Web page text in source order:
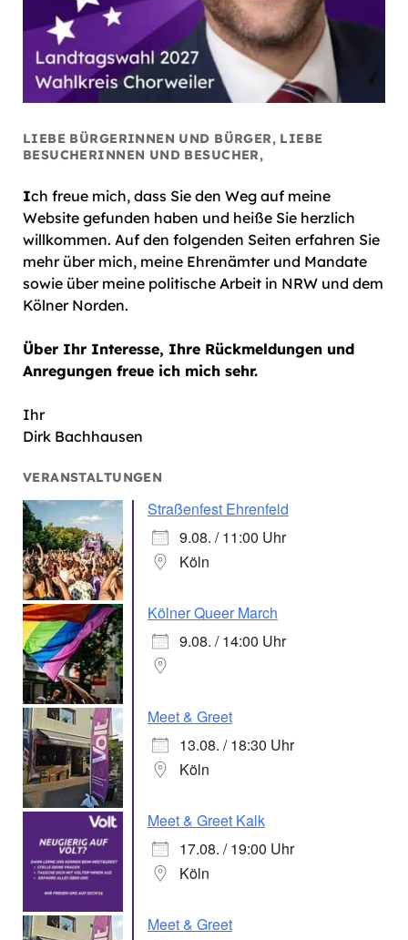
LIEBE BÜRGERINNEN UND BÜRGER, LIEBE
BESUCHERINNEN UND BESUCHER,
Ich freue mich, dass Sie den Weg auf meine
Website gefunden haben und heiße Sie herzlich
willkommen. Auf den folgenden Seiten erfahren Sie
mehr über mich, meine Ehrenämter und Mandate
sowie über meine politische Arbeit in NRW und dem
Kölner Norden.
Über Ihr Interesse, Ihre Rückmeldungen und
Anregungen freue ich mich sehr.
Ihr
Dirk Bachhausen
VERANSTALTUNGEN
Straßenfest Ehrenfeld
9.08. / 11:00 Uhr
Köln
Kölner Queer March
9.08. / 14:00 Uhr
Meet & Greet
13.08. / 18:30 Uhr
Köln
Meet & Greet Kalk
17.08. / 19:00 Uhr
Köln
Meet & Greet